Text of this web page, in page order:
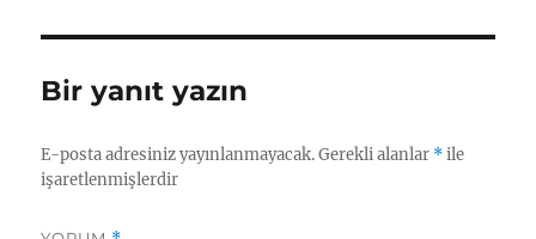
p I
a g k.
m
Bir yanıt yazın
E-posta adresiniz yayınlanmayacak. Gerekli alanlar *ile
işaretlenmişlerdir